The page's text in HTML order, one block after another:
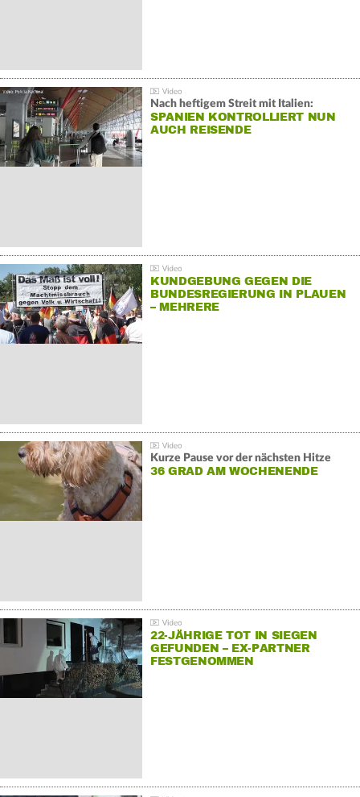
Nach heftigem Streit mit Italien:
SPANIEN KONTROLLIERT NUN
AUCH REISENDE
KUNDGEBUNG GEGEN DIE
BUNDESREGIERUNG IN PLAUEN
– MEHRERE
Kurze Pause vor der nächsten Hitze
36 GRAD AM WOCHENENDE
22-JÄHRIGE TOT IN SIEGEN
GEFUNDEN – EX-PARTNER
FESTGENOMMEN